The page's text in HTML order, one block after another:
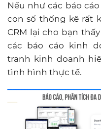
Nếu như các báo
con số thống kê rất
CRM lại cho bạn
các báo cáo kinh
tranh kinh doanh
tình hình thực tế.